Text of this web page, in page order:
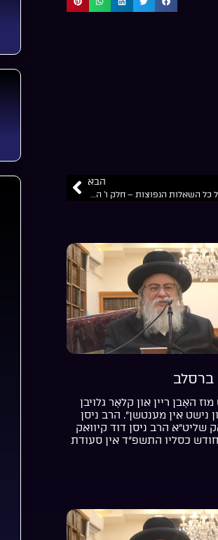
הבא
הרב יוסף חיים חדאד – אומן ראש השנה – על כל השאלות הנפוצות – חלק ו’ האם חייב להרגיש ‘אורות’
האָבן ריין און קלאָר גלויבן
נישט אין מענטשן”. הרב ניסן
שליט”א הרב ניסן דוד קיוואק
כסליו התשפ”ד אין סעודת